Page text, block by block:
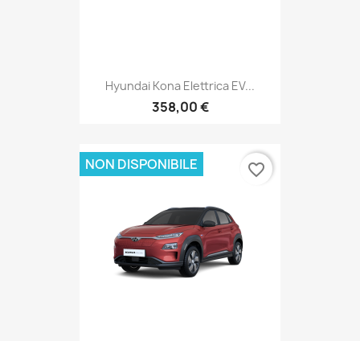
Hyundai Kona Elettrica EV...
358,00 €
NON DISPONIBILE favorite_border